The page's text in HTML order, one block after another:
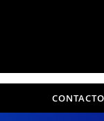
CONTACTO